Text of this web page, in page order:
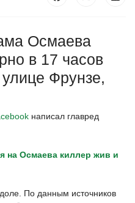
Осмаева
в 17 часов
Фрунзе,
написал главред
на Осмаева киллер жив и
По данным источников